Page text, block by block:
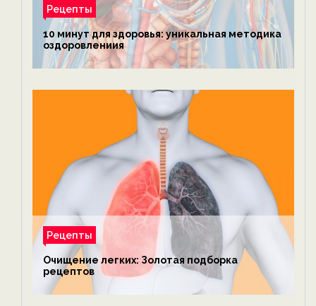
Рецепты
10 минут для здоровья: уникальная методика
оздоровлениия
Рецепты
Очищение легких: Золотая подборка
рецептов